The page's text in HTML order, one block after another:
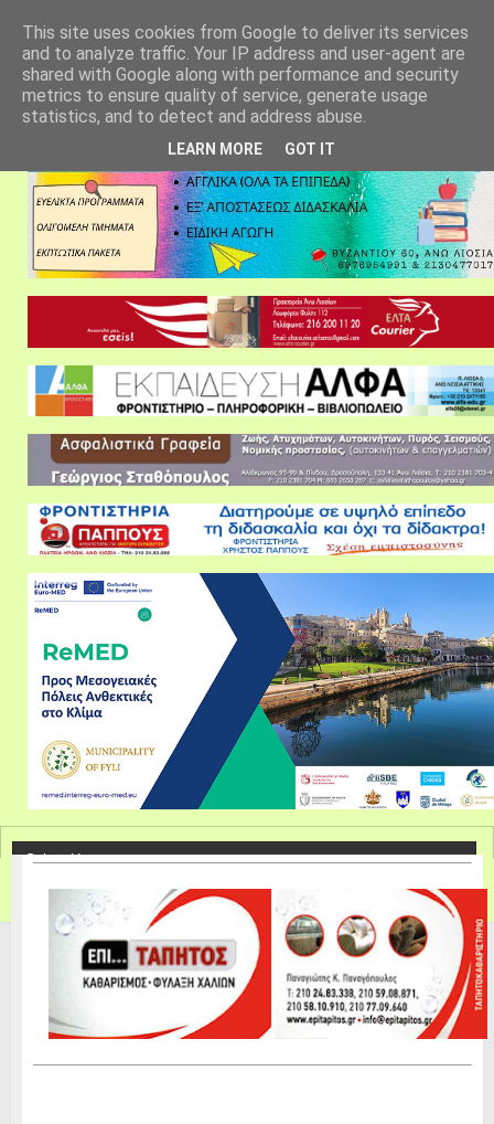
This site uses cookies from Google to deliver its services
and to analyze traffic. Your IP address and user-agent are
shared with Google along with performance and security
metrics to ensure quality of service, generate usage
statistics, and to detect and address abuse.
LEARN MORE GOT IT